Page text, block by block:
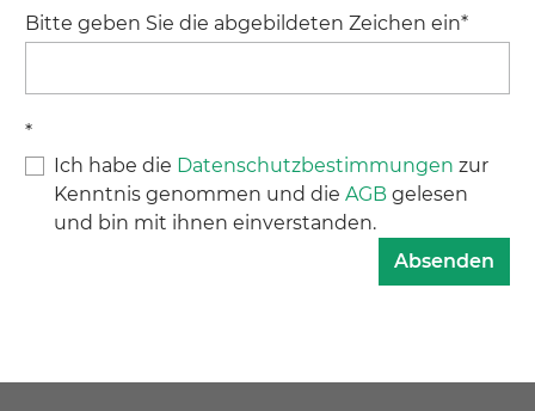
Bitte geben Sie die abgebildeten Zeichen ein*
*
Ich habe die Datenschutzbestimmungen zur
Kenntnis genommen und die AGB gelesen
und bin mit ihnen einverstanden.
Absenden